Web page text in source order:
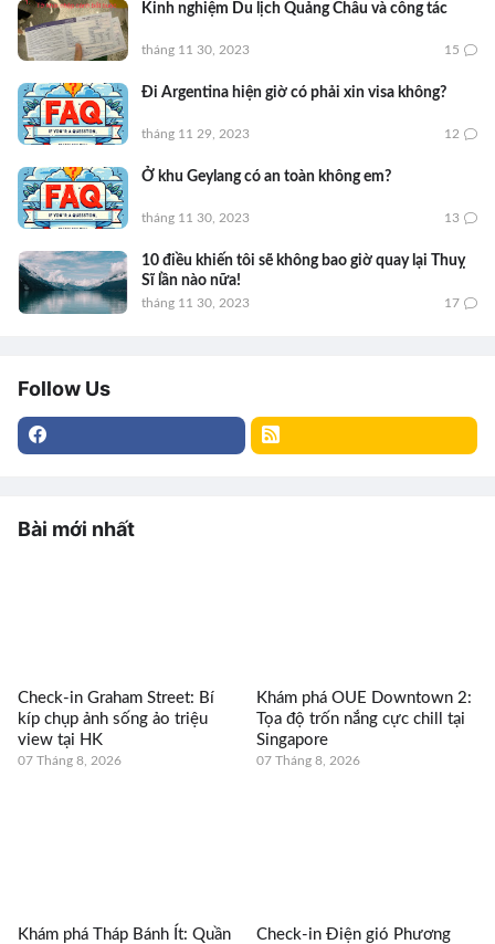
Kinh nghiệm Du lịch Quảng Châu và công tác
tháng 11 30, 2023 15
Đi Argentina hiện giờ có phải xin visa không?
tháng 11 29, 2023 12
Ở khu Geylang có an toàn không em?
tháng 11 30, 2023 13
10 điều khiến tôi sẽ không bao giờ quay lại Thuỵ
Sĩ lần nào nữa!
tháng 11 30, 2023 17
Follow Us
Bài mới nhất
Check-in Graham Street: Bí
kíp chụp ảnh sống ảo triệu
view tại HK
07 Tháng 8, 2026
Khám phá OUE Downtown 2:
Tọa độ trốn nắng cực chill tại
Singapore
07 Tháng 8, 2026
Khám phá Tháp Bánh Ít: Quần
Check-in Điện gió Phương